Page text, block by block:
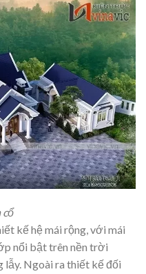
cổ
kế hệ mái rộng, với mái
nổi bật trên nền trời
lẫy. Ngoài ra thiết kế đối